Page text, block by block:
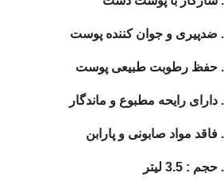
. ضدپیری و جوان کننده پوست
. حفظ رطوبت طبیعی پوست
. دارای رایحه مطبوع و ماندگار
. فاقد مواد صابونی و پارابن
. حجم : 3.5 لیتر